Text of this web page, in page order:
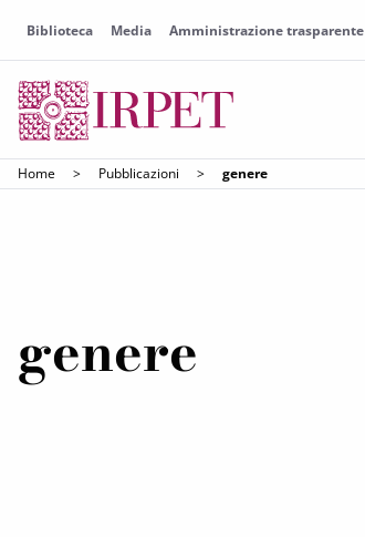
Biblioteca Media Amministrazione trasparente
Home > Pubblicazioni > genere
genere